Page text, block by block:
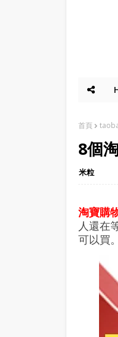
首頁
8個
米粒
淘寶購
人還在
可以買。